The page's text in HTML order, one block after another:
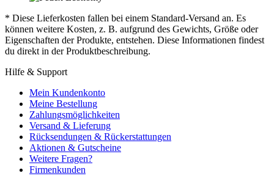
* Diese Lieferkosten fallen bei einem Standard-Versand an. Es
können weitere Kosten, z. B. aufgrund des Gewichts, Größe oder
Eigenschaften der Produkte, entstehen. Diese Informationen findest
du direkt in der Produktbeschreibung.
Hilfe & Support
Mein Kundenkonto
Meine Bestellung
Zahlungsmöglichkeiten
Versand & Lieferung
Rücksendungen & Rückerstattungen
Aktionen & Gutscheine
Weitere Fragen?
Firmenkunden